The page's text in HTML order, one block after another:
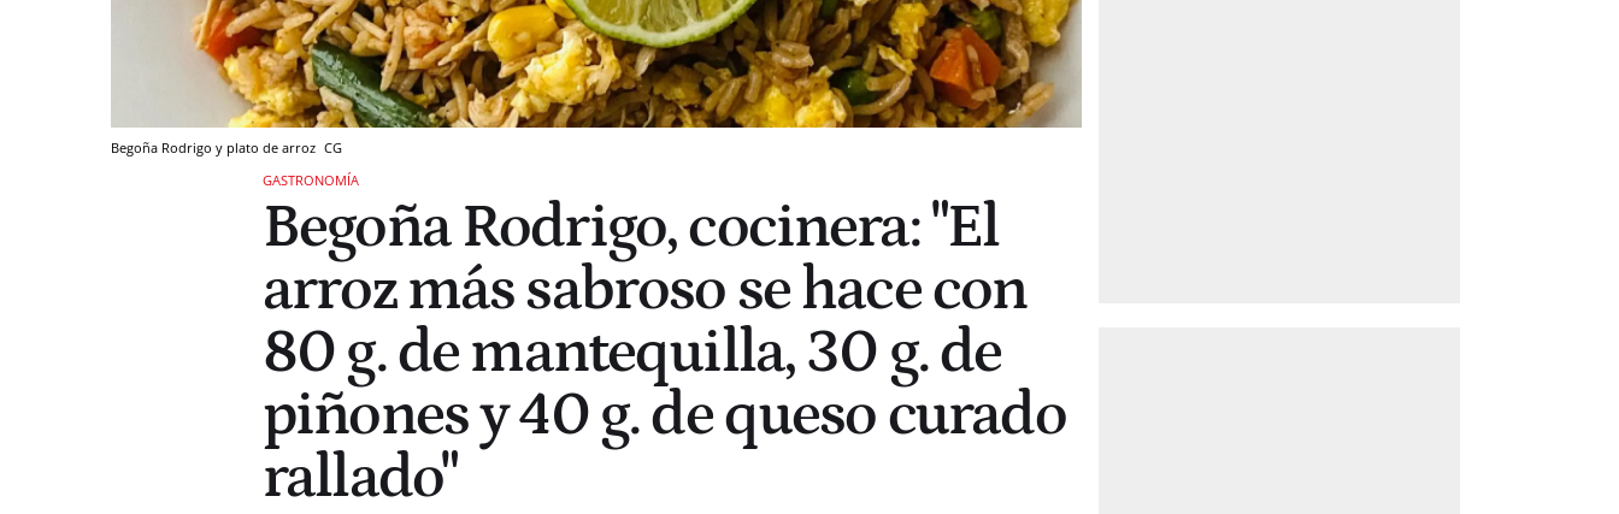
Begoña Rodrigo y plato de arroz CG
GASTRONOMÍA
Begoña Rodrigo, cocinera: "El
arroz más sabroso se hace con
80 g. de mantequilla, 30 g. de
piñones y 40 g. de queso curado
rallado"